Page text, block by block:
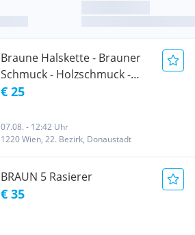
Braune Halskette - Brauner
Schmuck - Holzschmuck -
Goldschmuck - Erdtöne -
jewelrybycarmal 5 von 5
Sternen
€ 25
07.08. - 12:42 Uhr
1220 Wien, 22. Bezirk, Donaustadt
BRAUN 5 Rasierer
€ 35